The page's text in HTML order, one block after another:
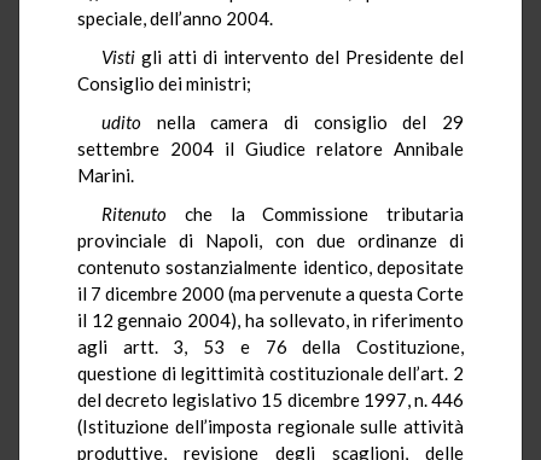
speciale, dell’anno 2004.
Visti gli atti di intervento del Presidente del
Consiglio dei ministri;
udito nella camera di consiglio del 29
settembre 2004 il Giudice relatore Annibale
Marini.
Ritenuto che la Commissione tributaria
provinciale di Napoli, con due ordinanze di
contenuto sostanzialmente identico, depositate
il 7 dicembre 2000 (ma pervenute a questa Corte
il 12 gennaio 2004), ha sollevato, in riferimento
agli artt. 3, 53 e 76 della Costituzione,
questione di legittimità costituzionale dell’art. 2
del decreto legislativo 15 dicembre 1997, n. 446
(Istituzione dell’imposta regionale sulle attività
produttive, revisione degli scaglioni, delle